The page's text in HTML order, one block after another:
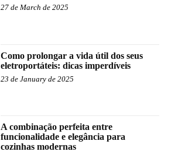
27 de March de 2025
Como prolongar a vida útil dos seus
eletroportáteis: dicas imperdíveis
23 de January de 2025
A combinação perfeita entre
funcionalidade e elegância para
cozinhas modernas